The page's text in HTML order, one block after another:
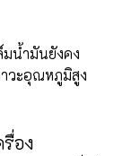
น้ำมันยังคง
าวะอุณหภูมิสูง
อง